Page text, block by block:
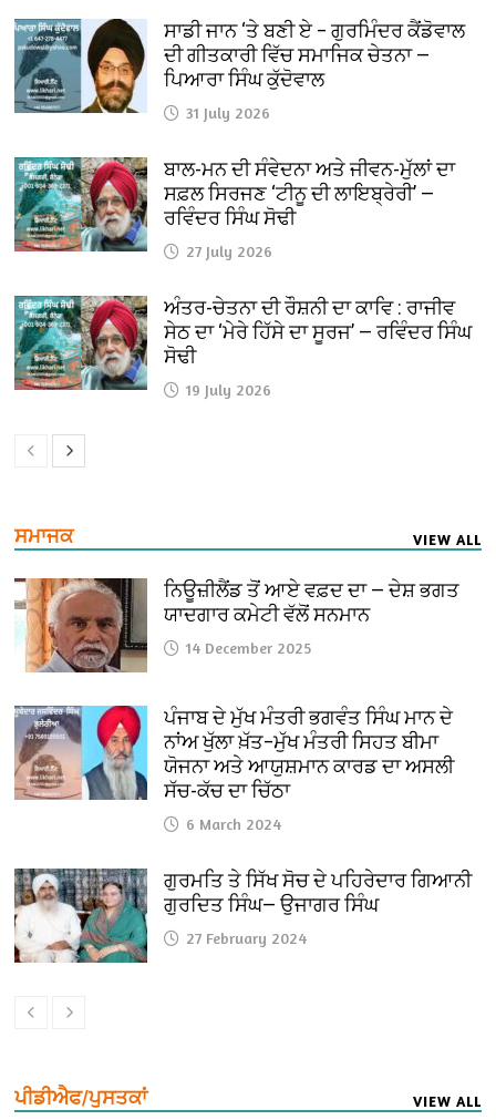
ਸਾਡੀ ਜਾਨ ‘ਤੇ ਬਣੀ ਏ – ਗੁਰਮਿੰਦਰ ਕੈਂਡੋਵਾਲ
ਦੀ ਗੀਤਕਾਰੀ ਵਿੱਚ ਸਮਾਜਿਕ ਚੇਤਨਾ —
ਪਿਆਰਾ ਸਿੰਘ ਕੁੱਦੋਵਾਲ
31 July 2026
ਬਾਲ-ਮਨ ਦੀ ਸੰਵੇਦਨਾ ਅਤੇ ਜੀਵਨ-ਮੁੱਲਾਂ ਦਾ
ਸਫ਼ਲ ਸਿਰਜਣ ‘ਟੀਨੂ ਦੀ ਲਾਇਬ੍ਰੇਰੀ’ —
ਰਵਿੰਦਰ ਸਿੰਘ ਸੋਢੀ
27 July 2026
ਅੰਤਰ-ਚੇਤਨਾ ਦੀ ਰੌਸ਼ਨੀ ਦਾ ਕਾਵਿ : ਰਾਜੀਵ
ਸੇਠ ਦਾ ‘ਮੇਰੇ ਹਿੱਸੇ ਦਾ ਸੂਰਜ’ — ਰਵਿੰਦਰ ਸਿੰਘ
ਸੋਢੀ
19 July 2026
ਸਮਾਜਕ VIEW ALL
ਨਿਊਜ਼ੀਲੈਂਡ ਤੋਂ ਆਏ ਵਫ਼ਦ ਦਾ — ਦੇਸ਼ ਭਗਤ
ਯਾਦਗਾਰ ਕਮੇਟੀ ਵੱਲੋਂ ਸਨਮਾਨ
14 December 2025
ਪੰਜਾਬ ਦੇ ਮੁੱਖ ਮੰਤਰੀ ਭਗਵੰਤ ਸਿੰਘ ਮਾਨ ਦੇ
ਨਾਂਅ ਖੁੱਲਾ ਖ਼ੱਤ–ਮੁੱਖ ਮੰਤਰੀ ਸਿਹਤ ਬੀਮਾ
ਯੋਜਨਾ ਅਤੇ ਆਯੁਸ਼ਮਾਨ ਕਾਰਡ ਦਾ ਅਸਲੀ
ਸੱਚ-ਕੱਚ ਦਾ ਚਿੱਠਾ
6 March 2024
ਗੁਰਮਤਿ ਤੇ ਸਿੱਖ ਸੋਚ ਦੇ ਪਹਿਰੇਦਾਰ ਗਿਆਨੀ
ਗੁਰਦਿਤ ਸਿੰਘ— ਉਜਾਗਰ ਸਿੰਘ
27 February 2024
ਪੀਡੀਐਫ/ਪੁਸਤਕਾਂ VIEW ALL